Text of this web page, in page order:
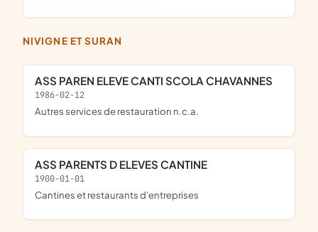
NIVIGNE ET SURAN
ASS PAREN ELEVE CANTI SCOLA CHAVANNES
1986-02-12
Autres services de restauration n.c.a.
ASS PARENTS D ELEVES CANTINE
1900-01-01
Cantines et restaurants d'entreprises